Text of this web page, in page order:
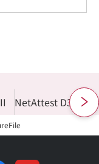
NetAttest D3